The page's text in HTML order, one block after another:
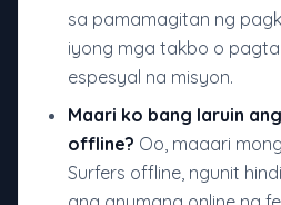
sa pamamagitan ng
iyong mga takbo o
espesyal na misyon.
Maari ko bang laruin
offline? Oo, maaari
Surfers offline, ngunit